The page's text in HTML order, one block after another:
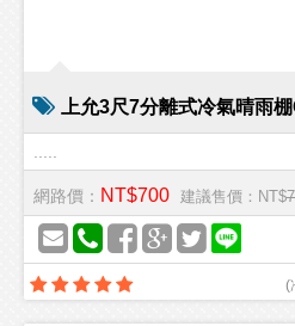
上允3尺7分離式冷氣晴雨
網路價： NT$700 建議售價：NT$
(